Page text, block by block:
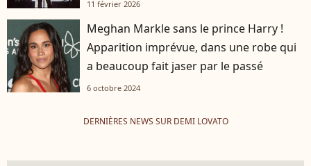
11 février 2026
Meghan Markle sans le prince Harry !
Apparition imprévue, dans une robe qui
a beaucoup fait jaser par le passé
6 octobre 2024
DERNIÈRES NEWS SUR DEMI LOVATO